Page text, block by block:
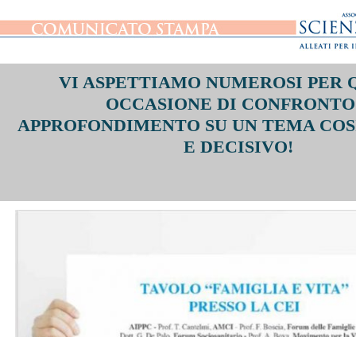
VI ASPETTIAMO NUMEROSI PER
OCCASIONE DI
APPROFONDIMENTO SU UN TEMA
E DECISIVO!